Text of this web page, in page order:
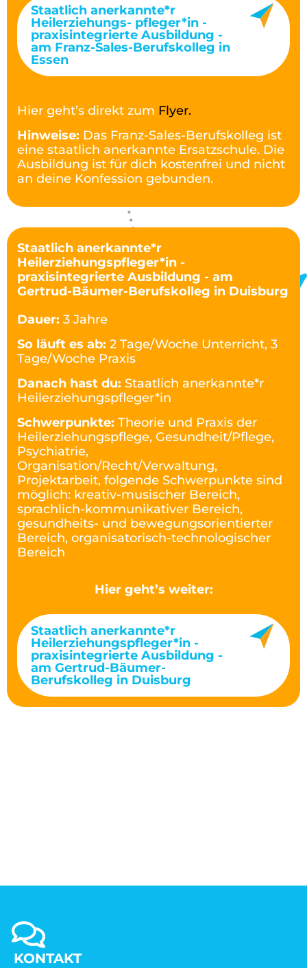
Staatlich anerkannte*r
Heilerziehungs- pfleger*in -
praxisintegrierte Ausbildung -
am Franz-Sales-Berufskolleg in
Essen
Hier geht’s direkt zum Flyer.
Hinweise: Das Franz-Sales-Berufskolleg ist
eine staatlich anerkannte Ersatzschule. Die
Ausbildung ist für dich kostenfrei und nicht
an deine Konfession gebunden.
Staatlich anerkannte*r
Heilerziehungspfleger*in -
praxisintegrierte Ausbildung - am
Gertrud-Bäumer-Berufskolleg in Duisburg
Dauer: 3 Jahre
So läuft es ab: 2 Tage/Woche Unterricht, 3
Tage/Woche Praxis
Danach hast du: Staatlich anerkannte*r
Heilerziehungspfleger*in
Schwerpunkte: Theorie und Praxis der
Heilerziehungspflege, Gesundheit/Pflege,
Psychiatrie,
Organisation/Recht/Verwaltung,
Projektarbeit, folgende Schwerpunkte sind
möglich: kreativ-musischer Bereich,
sprachlich-kommunikativer Bereich,
gesundheits- und bewegungsorientierter
Bereich, organisatorisch-technologischer
Bereich
Hier geht’s weiter:
Staatlich anerkannte*r
Heilerziehungspfleger*in -
praxisintegrierte Ausbildung -
am Gertrud-Bäumer-
Berufskolleg in Duisburg
KONTAKT